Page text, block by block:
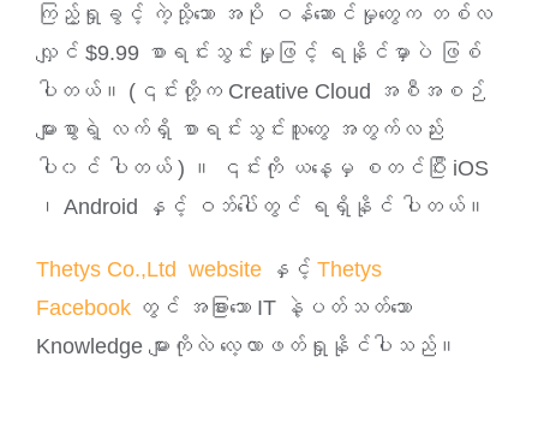
ကြည့်ရှုခွင့် ကဲ့သို့သော အပို ဝန်ဆောင်မှုတွေက တစ်လ
လျှင် $9.99 စာရင်းသွင်းမှုဖြင့် ရနိုင်မှာပဲ ဖြစ်
ပါတယ်။ (၎င်းတို့က Creative Cloud အစီအစဉ်
များစွာရဲ့ လက်ရှိ စာရင်းသွင်းသူတွေ အတွက်လည်း
ပါ၀င် ပါတယ် ) ။ ၎င်းကို ယနေ့မှ စတင်ပြီး iOS
၊ Android နှင့် ဝဘ်ပေါ်တွင် ရရှိနိုင် ပါတယ်။
Thetys Co.,Ltd websiteနှင့် Thetys
Facebookတွင် အခြားသော IT နဲ့ပတ်သတ်သော
Knowledge များကိုလဲ လေ့လာဖတ်ရှုနိုင်ပါသည်။